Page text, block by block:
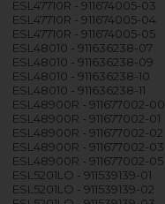
ESL47710R - 911674005-03
ESL47710R - 911674005-04
ESL47710R - 911674005-05
ESL48010 - 911636238-07
ESL48010 - 911636238-09
ESL48010 - 911636238-10
ESL48010 - 911636238-11
ESL48900R - 911677002-00
ESL48900R - 911677002-01
ESL48900R - 911677002-02
ESL48900R - 911677002-03
ESL48900R - 911677002-05
ESL5201LO - 911539139-01
ESL5201LO - 911539139-02